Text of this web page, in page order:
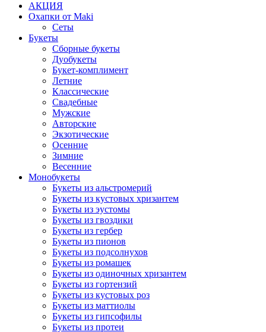
АКЦИЯ
Охапки от Maki
Сеты
Букеты
Сборные букеты
Дуобукеты
Букет-комплимент
Летние
Классические
Свадебные
Мужские
Авторские
Экзотические
Осенние
Зимние
Весенние
Монобукеты
Букеты из альстромерий
Букеты из кустовых хризантем
Букеты из эустомы
Букеты из гвоздики
Букеты из гербер
Букеты из пионов
Букеты из подсолнухов
Букеты из ромашек
Букеты из одиночных хризантем
Букеты из гортензий
Букеты из кустовых роз
Букеты из маттиолы
Букеты из гипсофилы
Букеты из протеи